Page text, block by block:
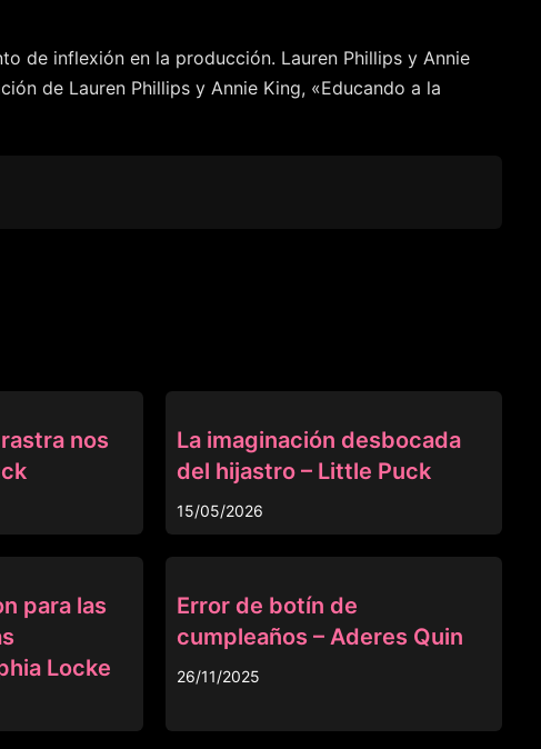
de inflexión en la producción. Lauren Phillips y Annie
de Lauren Phillips y Annie King, «Educando a la
nos
La imaginación desbocada
del hijastro – Little Puck
15/05/2026
para las
Locke
Error de botín de
cumpleaños – Aderes Quin
26/11/2025